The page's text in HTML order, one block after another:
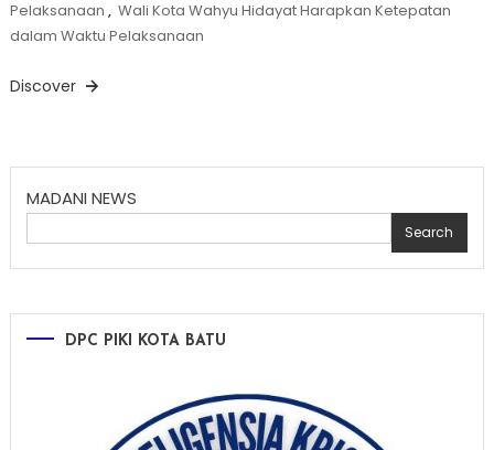
Pelaksanaan , Wali Kota Wahyu Hidayat Harapkan Ketepatan
dalam Waktu Pelaksanaan
Discover
MADANI NEWS
Search
DPC PIKI KOTA BATU